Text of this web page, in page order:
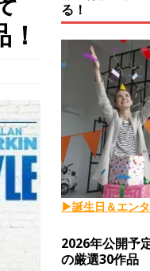
る！
▶誕生日＆エン
2026年公開予
の厳選30作品